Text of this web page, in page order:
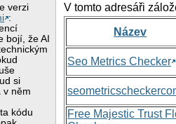
verzi
:
bojí, že AI
si
v něm
kódu
V tomto adresáři
Název
Seo Metrics Checker
Free Majestic Trust